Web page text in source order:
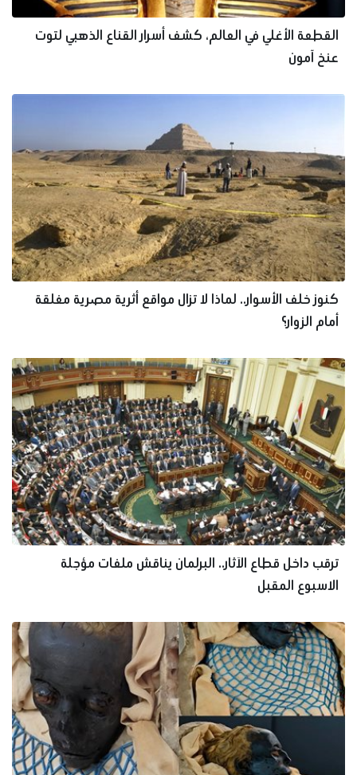
القطعة الأغلي في العالم، كشف أسرار القناع الذهبي لتوت
عنخ آمون
كنوز خلف الأسوار.. لماذا لا تزال مواقع أثرية مصرية مغلقة
أمام الزوار؟
ترقب داخل قطاع الآثار.. البرلمان يناقش ملفات مؤجلة
الاسبوع المقبل